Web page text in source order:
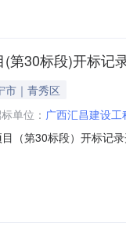
第30标段)开标记
市｜青秀区
单位： 广西汇昌建设
（第30标段）开标记
;项目负责人:李斌;报